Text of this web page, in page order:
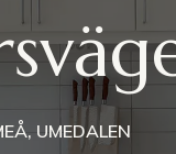
UMEDALEN